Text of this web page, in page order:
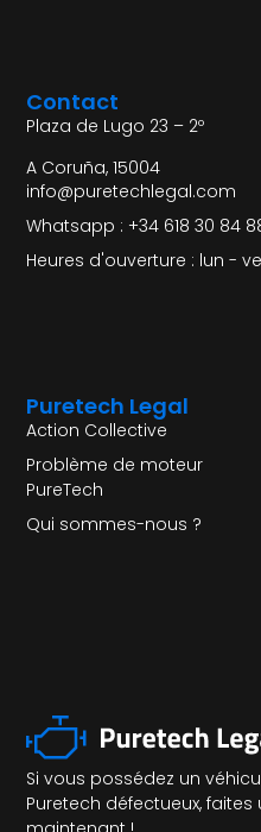
Si vous possédez un
Puretech défectueux,
Puretech Legal
Action Collective
Problème de moteur
PureTech
Qui sommes-nous ?
Contact
Plaza de Lugo 23 – 2º
A Coruña, 15004
info@puretechlegal.com
Whatsapp : +34 618 30 84
Heures d'ouverture : lun -